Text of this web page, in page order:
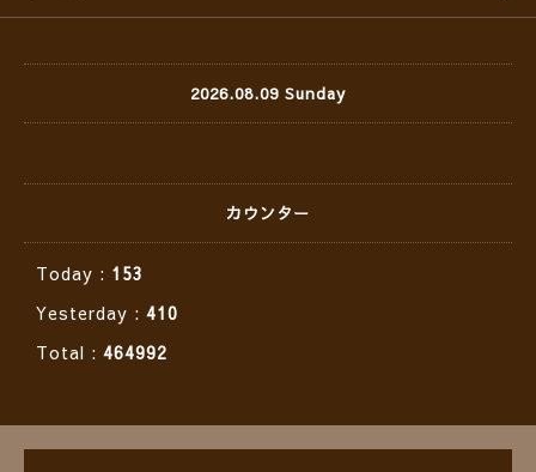
2026.08.09 Sunday
カウンター
Today : 153
Yesterday : 410
Total : 464992